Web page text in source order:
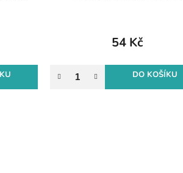
54 Kč
DO KOŠÍKU